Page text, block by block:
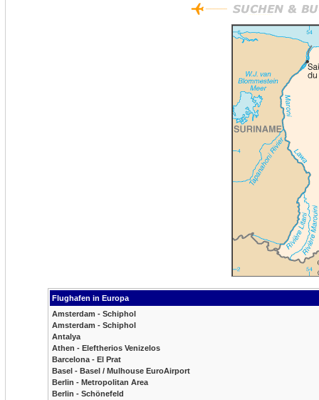
Flughafen in Europa
Amsterdam - Schiphol
Amsterdam - Schiphol
Antalya
Athen - Eleftherios Venizelos
Barcelona - El Prat
Basel - Basel / Mulhouse EuroAirport
Berlin - Metropolitan Area
Berlin - Schönefeld